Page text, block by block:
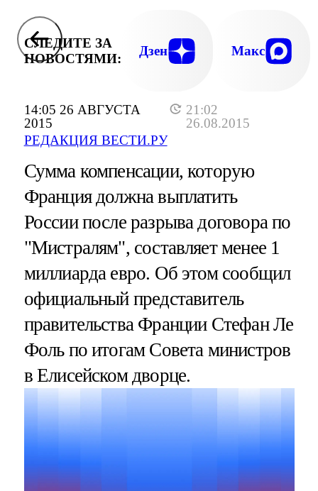
14:05 26 АВГУСТА
2015
21:02
26.08.2015
РЕДАКЦИЯ ВЕСТИ.РУ
СЛЕДИТЕ ЗА
НОВОСТЯМИ:
Дзен Макс
Сумма компенсации, которую
Франция должна выплатить
России после разрыва договора по
"Мистралям", составляет менее 1
миллиарда евро. Об этом сообщил
официальный представитель
правительства Франции Стефан Ле
Фоль по итогам Совета министров
в Елисейском дворце.